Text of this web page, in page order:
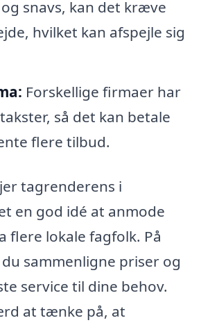
snavs, kan det kræve
hvilket kan afspejle sig
Forskellige firmaer har
så det kan betale
flere tilbud.
tagrenderens i
en god idé at anmode
flere lokale fagfolk. På
sammenligne priser og
service til dine behov.
at tænke på, at